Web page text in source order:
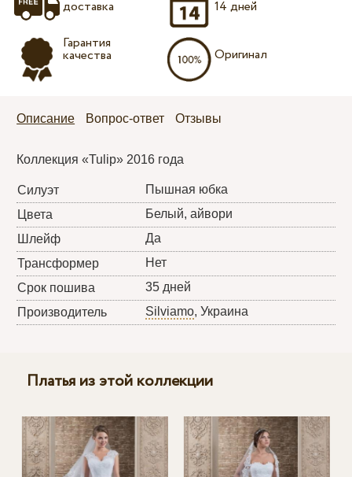
доставка
Гарантия
качества
14 дней
Оригинал
Описание Вопрос-ответ Отзывы
Коллекция «Tulip» 2016 года
Силуэт
Пышная юбка
Цвета
Белый, айвори
Шлейф
Да
Трансформер
Нет
Срок пошива
35 дней
Производитель
Silviamo, Украина
Платья из этой коллекции